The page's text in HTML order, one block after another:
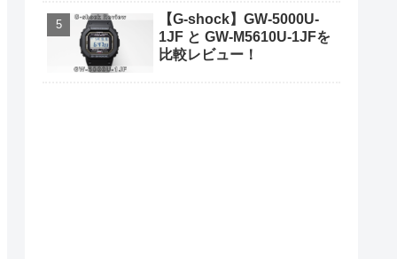
【G-shock】GW-5000U-
1JF と GW-M5610U-1JFを
比較レビュー！